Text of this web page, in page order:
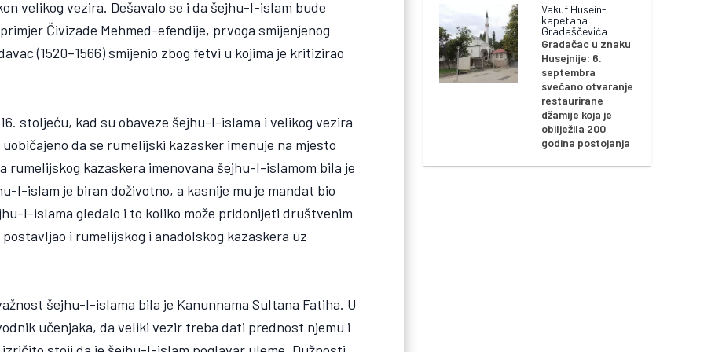
velikog vezira. Dešavalo se i da šejhu-l-islam bude
Čivizade Mehmed-efendije, prvoga smijenjenog
(1520–1566) smijenio zbog fetvi u kojima je kritizirao
stoljeću, kad su obaveze šejhu-l-islama i velikog vezira
da se rumelijski kazasker imenuje na mjesto
rumelijskog kazaskera imenovana šejhu-l-islamom bila je
l-islam je biran doživotno, a kasnije mu je mandat bio
l-islama gledalo i to koliko može pridonijeti društvenim
i rumelijskog i anadolskog kazaskera uz
šejhu-l-islama bila je Kanunnama Sultana Fatiha. U
učenjaka, da veliki vezir treba dati prednost njemu i
Vakuf Husein-
kapetana
Gradaščevića
Gradačac u znaku
Husejnije: 6.
septembra
svečano otvaranje
restaurirane
džamije koja je
obilježila 200
godina postojanja